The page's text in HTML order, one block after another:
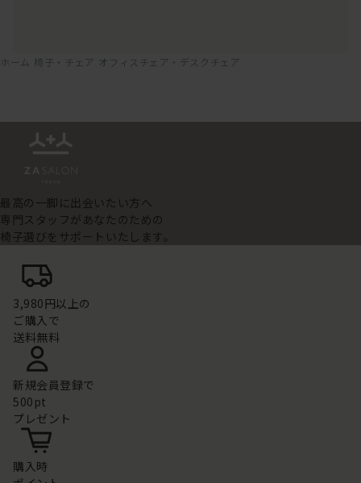
ホーム 椅子・チェア オフィスチェア・デスクチェア
最高の一脚に出会いたい方へ
専門スタッフがあなたのための
椅子選びをサポートいたします。
3,980円以上の
ご購入で
送料無料
新規会員登録で
500pt
プレゼント
購入時